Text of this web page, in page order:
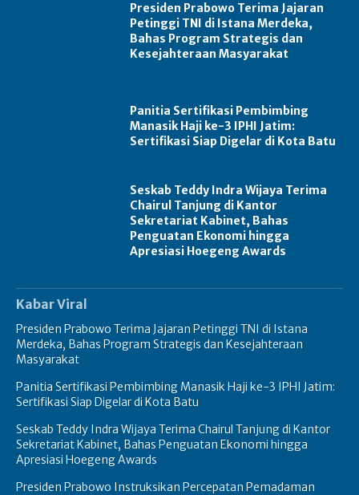
Presiden Prabowo Terima Jajaran
Petinggi TNI di Istana Merdeka,
Bahas Program Strategis dan
Kesejahteraan Masyarakat
Panitia Sertifikasi Pembimbing
Manasik Haji ke-3 IPHI Jatim:
Sertifikasi Siap Digelar di Kota Batu
Seskab Teddy Indra Wijaya Terima
Chairul Tanjung di Kantor
Sekretariat Kabinet, Bahas
Penguatan Ekonomi hingga
Apresiasi Hoegeng Awards
Kabar Viral
Presiden Prabowo Terima Jajaran Petinggi TNI di Istana
Merdeka, Bahas Program Strategis dan Kesejahteraan
Masyarakat
Panitia Sertifikasi Pembimbing Manasik Haji ke-3 IPHI Jatim:
Sertifikasi Siap Digelar di Kota Batu
Seskab Teddy Indra Wijaya Terima Chairul Tanjung di Kantor
Sekretariat Kabinet, Bahas Penguatan Ekonomi hingga
Apresiasi Hoegeng Awards
Presiden Prabowo Instruksikan Percepatan Pemadaman